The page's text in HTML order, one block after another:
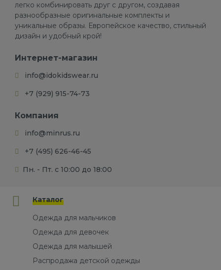
легко комбинировать друг с другом, создавая
разнообразные оригинальные комплекты и
уникальные образы. Европейское качество, стильный
дизайн и удобный крой!
Интернет-магазин
info@idokidswear.ru
+7 (929) 915-74-73
Компания
info@minrus.ru
+7 (495) 626-46-45
Пн. - Пт. с 10:00 до 18:00
Каталог
Одежда для мальчиков
Одежда для девочек
Одежда для малышей
Распродажа детской одежды